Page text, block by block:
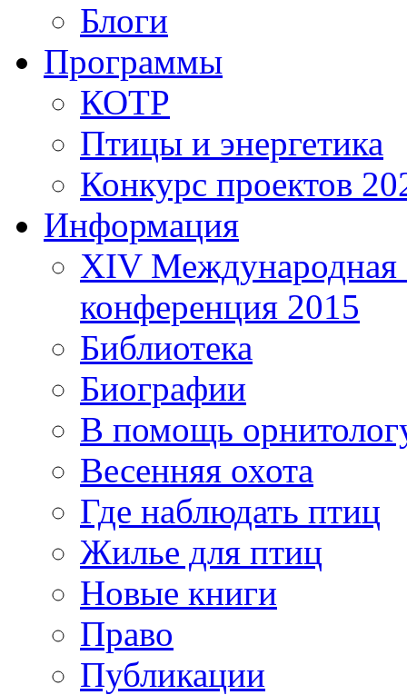
Блоги
Программы
КОТР
Птицы и энергетика
Конкурс проектов
Информация
XIV Международная
конференция 2015
Библиотека
Биографии
В помощь
Весенняя охота
Где наблюдать птиц
Жилье для птиц
Новые книги
Право
Публикации